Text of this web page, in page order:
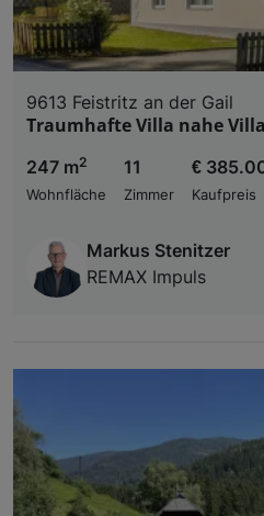
9613 Feistritz an der Gail
Traumhafte Villa nahe
247 m2
Wohnfläche
11
Zimmer
€
Kaufpreis
Markus Stenitzer
REMAX Impuls